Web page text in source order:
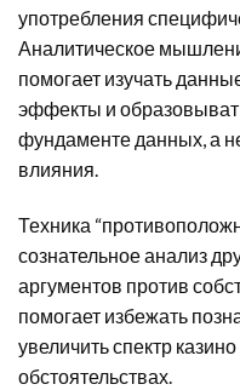
употребления
Аналитическое
помогает изучать
эффекты и
фундаменте данных, а
влияния.
Техника
сознательное анализ
аргументов против
помогает избежать
увеличить спектр
обстоятельствах.